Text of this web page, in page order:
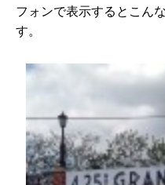
フォンで表示するとこん
す。